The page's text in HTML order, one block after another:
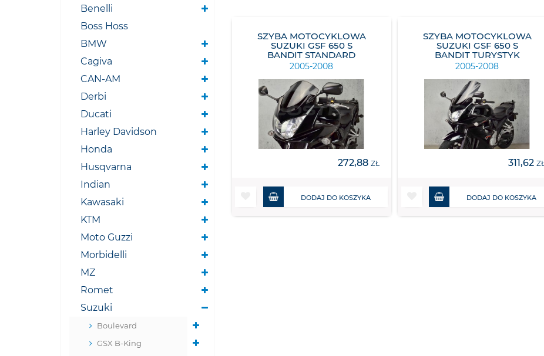
Benelli
Boss Hoss
BMW
Cagiva
CAN-AM
Derbi
Ducati
Harley Davidson
Honda
Husqvarna
Indian
Kawasaki
KTM
Moto Guzzi
Morbidelli
MZ
Romet
Suzuki
Boulevard
GSX B-King
SZYBA MOTOCYKLOWA
SUZUKI GSF 650 S
BANDIT STANDARD
2005-2008
272,88 ZŁ
DODAJ DO KOSZYKA
SZYBA MOTOCYKLOWA
SUZUKI GSF 650 S
BANDIT TURYSTYK
2005-2008
311,62 ZŁ
DODAJ DO KOSZYKA